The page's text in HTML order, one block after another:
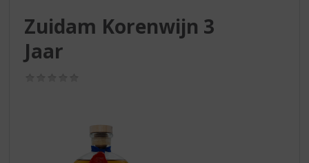
Zuidam Korenwijn 3
Jaar